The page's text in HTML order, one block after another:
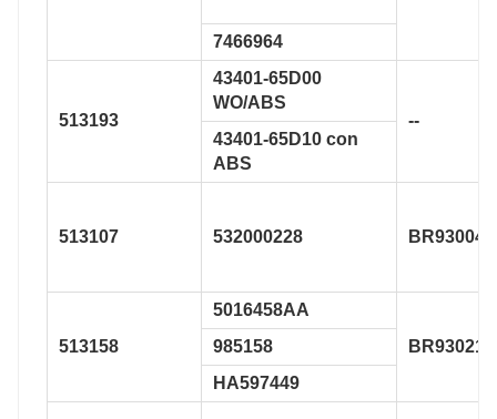
7466964
513193
43401-65D00
WO/ABS
--
43401-65D10 con
ABS
513107 532000228 BR930040
513158
5016458AA
BR930219
985158
HA597449